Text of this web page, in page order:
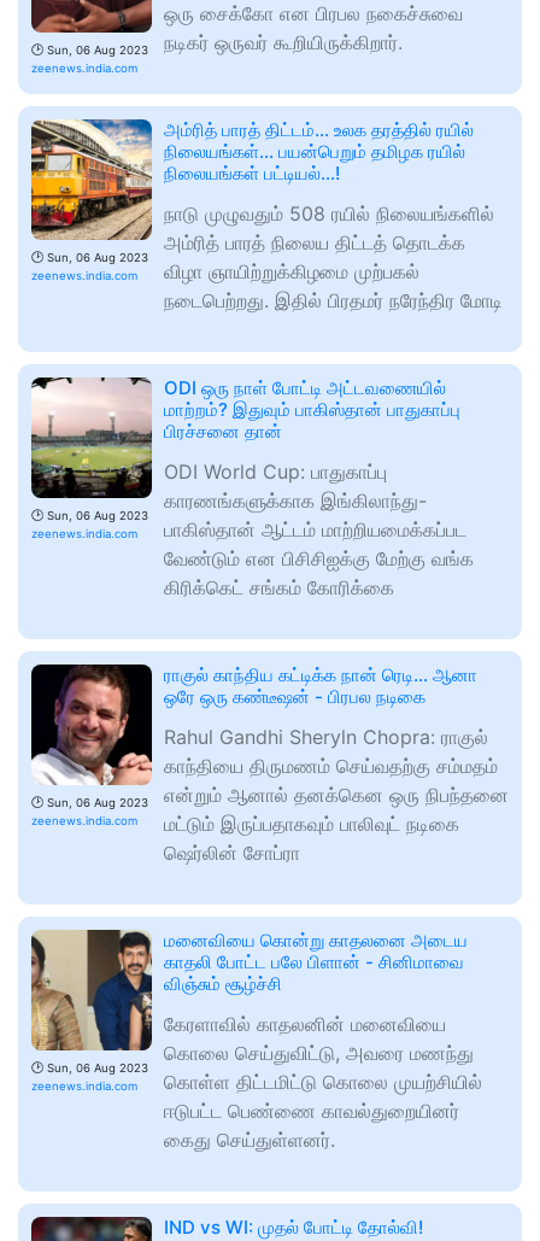
🕑 Sun, 06 Aug 2023
zeenews.india.com
ஒரு சைக்கோ என பிரபல நகைச்சுவை
நடிகர் ஒருவர் கூறியிருக்கிறார்.
🕑 Sun, 06 Aug 2023
zeenews.india.com
அம்ரித் பாரத் திட்டம்... உலக தரத்தில் ரயில்
நிலையங்கள்... பயன்பெறும் தமிழக ரயில்
நிலையங்கள் பட்டியல்...!
நாடு முழுவதும் 508 ரயில் நிலையங்களில்
அம்ரித் பாரத் நிலைய திட்டத் தொடக்க
விழா ஞாயிற்றுக்கிழமை முற்பகல்
நடைபெற்றது. இதில் பிரதமர் நரேந்திர மோடி
🕑 Sun, 06 Aug 2023
zeenews.india.com
ODI ஒரு நாள் போட்டி அட்டவணையில்
மாற்றம்? இதுவும் பாகிஸ்தான் பாதுகாப்பு
பிரச்சனை தான்
ODI World Cup: பாதுகாப்பு
காரணங்களுக்காக இங்கிலாந்து-
பாகிஸ்தான் ஆட்டம் மாற்றியமைக்கப்பட
வேண்டும் என பிசிசிஐக்கு மேற்கு வங்க
கிரிக்கெட் சங்கம் கோரிக்கை
🕑 Sun, 06 Aug 2023
zeenews.india.com
ராகுல் காந்திய கட்டிக்க நான் ரெடி... ஆனா
ஒரே ஒரு கண்டீஷன் - பிரபல நடிகை
Rahul Gandhi Sheryln Chopra: ராகுல்
காந்தியை திருமணம் செய்வதற்கு சம்மதம்
என்றும் ஆனால் தனக்கென ஒரு நிபந்தனை
மட்டும் இருப்பதாகவும் பாலிவுட் நடிகை
ஷெர்லின் சோப்ரா
🕑 Sun, 06 Aug 2023
zeenews.india.com
மனைவியை கொன்று காதலனை அடைய
காதலி போட்ட பலே பிளான் - சினிமாவை
விஞ்சும் சூழ்ச்சி
கேரளாவில் காதலனின் மனைவியை
கொலை செய்துவிட்டு, அவரை மணந்து
கொள்ள திட்டமிட்டு கொலை முயற்சியில்
ஈடுபட்ட பெண்ணை காவல்துறையினர்
கைது செய்துள்ளனர்.
IND vs WI: முதல் போட்டி தோல்வி!